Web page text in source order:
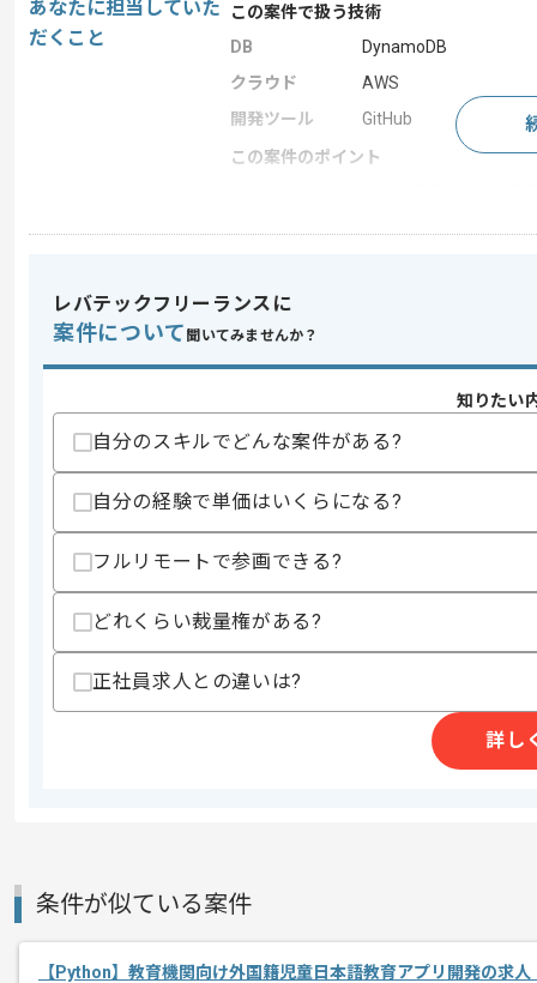
あなたに担当していた
だくこと
この案件で扱う技術
DB
DynamoDB
クラウド
AWS
開発ツール
GitHub
この案件のポイント
特徴
スキル
求めるスキル
・テックリードとして開発を率いた経験
・Webサービスの開発経験5年以上
・Python、Go、Java、Scala、node.js
Webアプリケーションの設計、開発、
・RDBまたはNoSQLを用いたアプリケ
・Githubなどコード管理ツールにおける
・AWS、GCP、Azureなどクラウド環
歓迎スキル
・技術選定やクリーンアーキテクチャ設
スキルに不安がある方へ
上記に似た経験やスキルをお持ちであれば
支払いサイト
レバテックフリーランスに
案件について 聞いてみませんか？
知りたい
自分のスキルでどんな案件がある?
自分の経験で単価はいくらになる?
フルリモートで参画できる?
どれくらい裁量権がある?
正社員求人との違いは?
詳し
条件が似ている案件
【Python】教育機関向け外国籍児童日本語教育アプリ開発の求人